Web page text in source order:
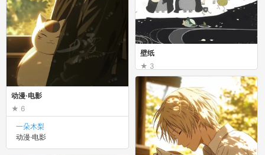
动漫·电影
6
一朵木梨
动漫·电影
壁纸
3
壁纸